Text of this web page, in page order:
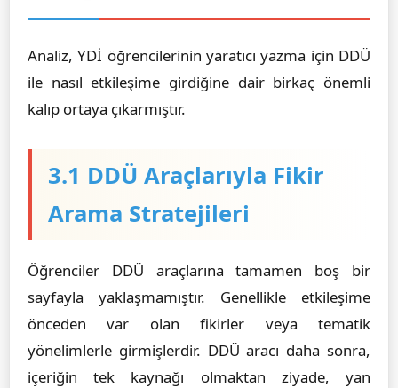
Analiz, YDİ öğrencilerinin yaratıcı yazma için DDÜ
ile nasıl etkileşime girdiğine dair birkaç önemli
kalıp ortaya çıkarmıştır.
3.1 DDÜ Araçlarıyla Fikir
Arama Stratejileri
Öğrenciler DDÜ araçlarına tamamen boş bir
sayfayla yaklaşmamıştır. Genellikle etkileşime
önceden var olan fikirler veya tematik
yönelimlerle girmişlerdir. DDÜ aracı daha sonra,
içeriğin tek kaynağı olmaktan ziyade, yan